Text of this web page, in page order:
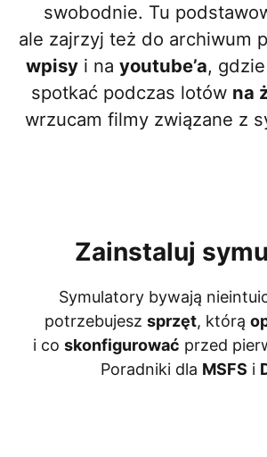
swobodnie. Tu
ale zajrzyj też do archiwum
wpisyi na youtube’a,
spotkać podczas lotów na
wrzucam filmy związane z
Zainstaluj
Symulatory bywają
potrzebujesz sprzęt, którą
i co skonfigurować przed
Poradniki dla MSFS i